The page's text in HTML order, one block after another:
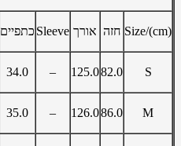
Size/(cm) חזה אורך Sleeve כתפיים
S
82.0
125.0
–
34.0
M
86.0
126.0
–
35.0